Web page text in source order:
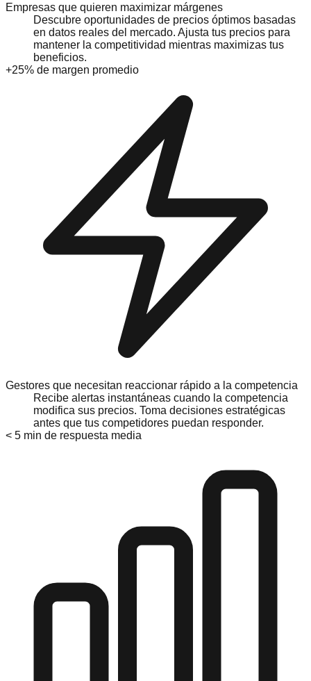
Empresas que quieren maximizar márgenes
Descubre oportunidades de precios óptimos basadas
en datos reales del mercado. Ajusta tus precios para
mantener la competitividad mientras maximizas tus
beneficios.
+25% de margen promedio
Gestores que necesitan reaccionar rápido a la competencia
Recibe alertas instantáneas cuando la competencia
modifica sus precios. Toma decisiones estratégicas
antes que tus competidores puedan responder.
< 5 min de respuesta media